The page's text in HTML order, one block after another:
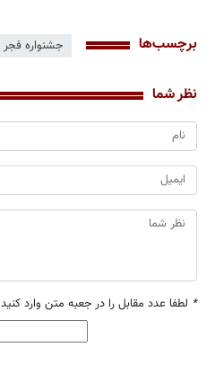
برچسب‌ها جشنواره فجر
نظر شما
* لطفا عدد مقابل را در جعبه متن وارد کنید